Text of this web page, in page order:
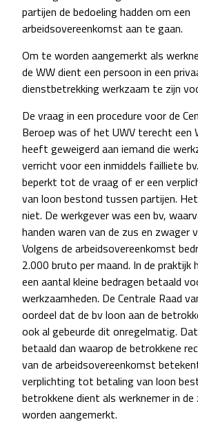
partijen de bedoeling hadden om een
arbeidsovereenkomst aan te gaan.
Om te worden aangemerkt als
de WW dient een persoon in een
dienstbetrekking werkzaam te zijn
De vraag in een procedure voor de
Beroep was of het UWV terecht een
heeft geweigerd aan iemand die
verricht voor een inmiddels failliete
beperkt tot de vraag of er een
van loon bestond tussen partijen.
niet. De werkgever was een bv,
handen waren van de zus en zwager
Volgens de arbeidsovereenkomst
2.000 bruto per maand. In de
een aantal kleine bedragen betaald
werkzaamheden. De Centrale Raad
oordeel dat de bv loon aan de
ook al gebeurde dit onregelmatig.
betaald dan waarop de betrokkene
van de arbeidsovereenkomst
verplichting tot betaling van loon
betrokkene dient als werknemer in
worden aangemerkt.